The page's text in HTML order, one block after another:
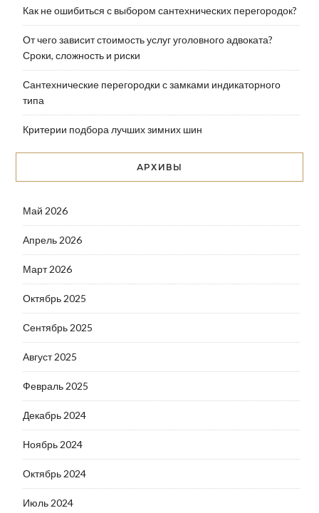
Как не ошибиться с выбором сантехнических перегородок?
От чего зависит стоимость услуг уголовного адвоката?
Сроки, сложность и риски
Сантехнические перегородки с замками индикаторного
типа
Критерии подбора лучших зимних шин
АРХИВЫ
Май 2026
Апрель 2026
Март 2026
Октябрь 2025
Сентябрь 2025
Август 2025
Февраль 2025
Декабрь 2024
Ноябрь 2024
Октябрь 2024
Июль 2024